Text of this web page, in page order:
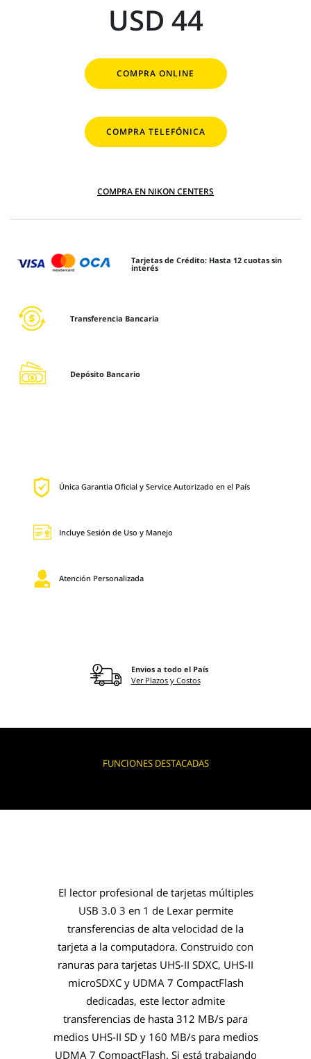
USD 44
COMPRA ONLINE
COMPRA TELEFÓNICA
COMPRA EN NIKON CENTERS
Tarjetas de Crédito: Hasta 12 cuotas sin
interés
Transferencia Bancaria
Depósito Bancario
Única Garantia Oficial y Service Autorizado en el País
Incluye Sesión de Uso y Manejo
Atención Personalizada
Envios a todo el País
Ver Plazos y Costos
FUNCIONES DESTACADAS
El lector profesional de tarjetas múltiples
USB 3.0 3 en 1 de Lexar permite
transferencias de alta velocidad de la
tarjeta a la computadora. Construido con
ranuras para tarjetas UHS-II SDXC, UHS-II
microSDXC y UDMA 7 CompactFlash
dedicadas, este lector admite
transferencias de hasta 312 MB/s para
medios UHS-II SD y 160 MB/s para medios
UDMA 7 CompactFlash. Si está trabajando